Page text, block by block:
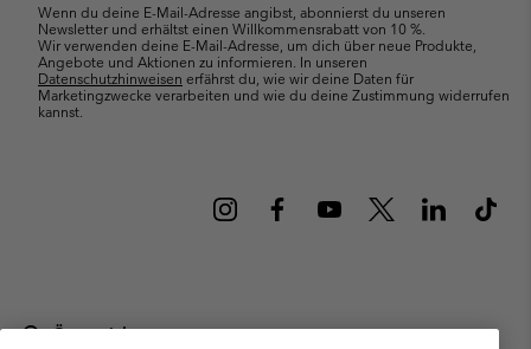
Wenn du deine E-Mail-Adresse angibst, abonnierst du unseren
Newsletter und erhältst einen Willkommensrabatt von 10 %.
Wir verwenden deine E-Mail-Adresse, um dich über neue Produkte,
Angebote und Aktionen zu informieren. In unseren
Datenschutzhinweisen erfährst du, wie wir deine Daten für
Marketingzwecke verarbeiten und wie du deine Zustimmung widerrufen
kannst.
Österreich